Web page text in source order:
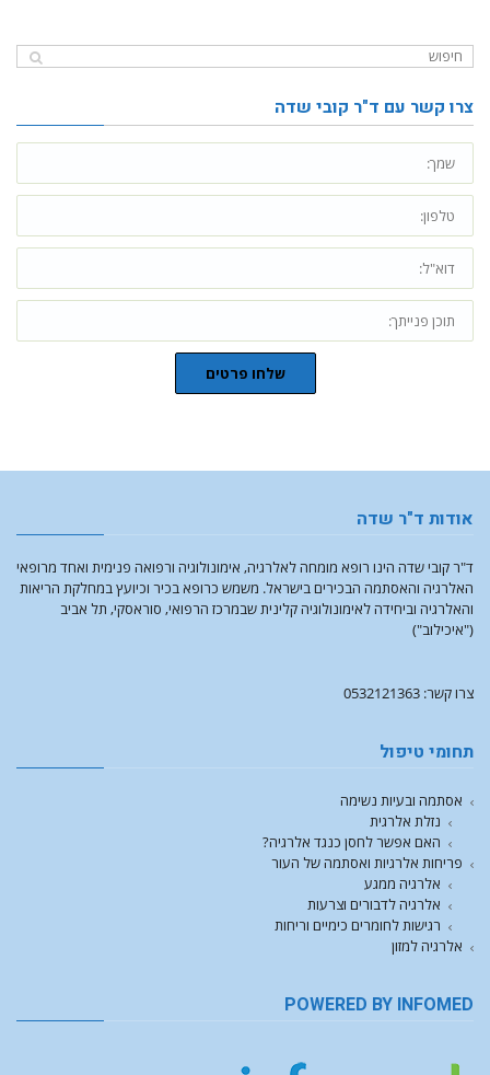
צרו קשר עם ד"ר קובי שדה
שלחו פרטים
אודות ד"ר שדה
ד"ר קובי שדה הינו רופא מומחה לאלרגיה, אימונולוגיה ורפואה פנימית ואחד מרופאי
האלרגיה והאסתמה הבכירים בישראל. משמש כרופא בכיר וכיועץ במחלקת הריאות
והאלרגיה וביחידה לאימונולוגיה קלינית שבמרכז הרפואי, סוראסקי, תל אביב
("איכילוב")
צרו קשר: 0532121363
תחומי טיפול
אסתמה ובעיות נשימה
נזלת אלרגית
האם אפשר לחסן כנגד אלרגיה?
פריחות אלרגיות ואסתמה של העור
אלרגיה ממגע
אלרגיה לדבורים וצרעות
רגישות לחומרים כימיים וריחות
אלרגיה למזון
POWERED BY INFOMED